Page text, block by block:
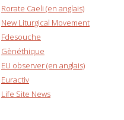
Rorate Caeli (en anglais)
New Liturgical Movement
Fdesouche
Gènéthique
EU observer (en anglais)
Euractiv
Life Site News